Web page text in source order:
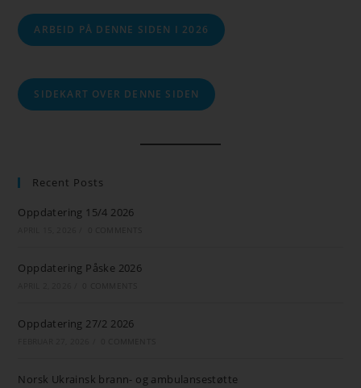
ARBEID PÅ DENNE SIDEN I 2026
SIDEKART OVER DENNE SIDEN
Recent Posts
Oppdatering 15/4 2026
Oppdatering Påske 2026
Oppdatering 27/2 2026
Norsk Ukrainsk brann- og ambulansestøtte